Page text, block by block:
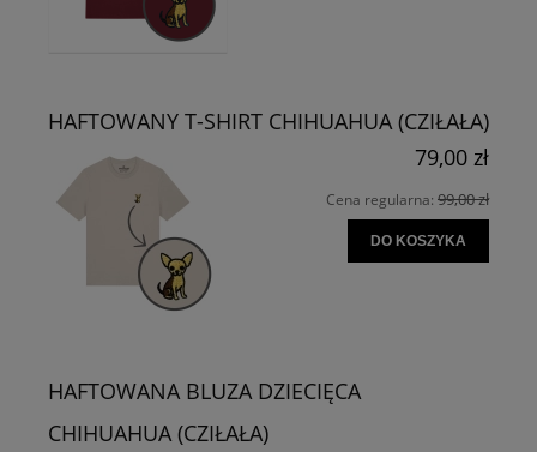
HAFTOWANY T-SHIRT CHIHUAHUA (CZIŁAŁA)
79,00 zł
Cena regularna: 99,00 zł
DO KOSZYKA
HAFTOWANA BLUZA DZIECIĘCA
CHIHUAHUA (CZIŁAŁA)